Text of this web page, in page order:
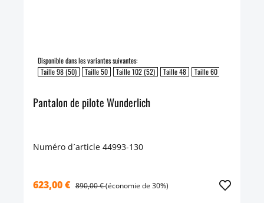
Disponible dans les variantes suivantes:
Taille 98 (50)
Taille 50 Taille 102 (52) Taille 48 Taille 60
Pantalon de pilote Wunderlich
Numéro d´article 44993-130
623,00 € 890,00 €(économie de 30%)